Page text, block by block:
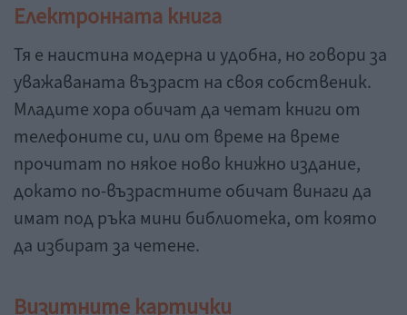
Електронната книга
Тя е наистина модерна и удобна, но говори за
уважаваната възраст на своя собственик.
Младите хора обичат да четат книги от
телефоните си, или от време на време
прочитат по някое ново книжно издание,
докато по-възрастните обичат винаги да
имат под ръка мини библиотека, от която
да избират за четене.
Визитните картички